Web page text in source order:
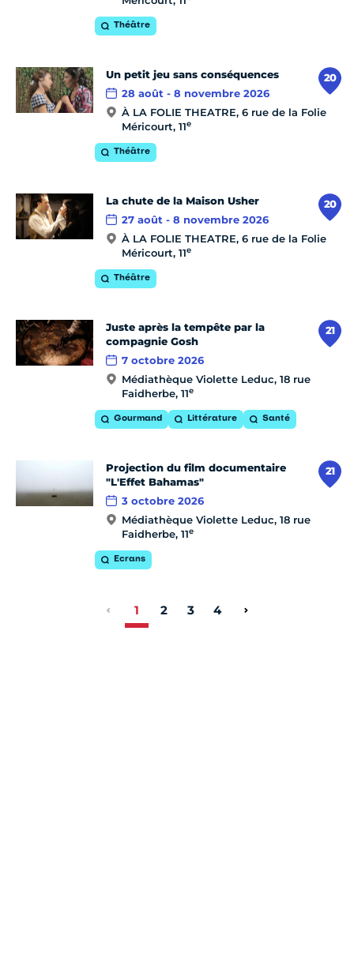
Théâtre
20
Un petit jeu sans conséquences
28 août - 8 novembre 2026
À LA FOLIE THEATRE, 6 rue de la Folie
Méricourt, 11e
Théâtre
20
La chute de la Maison Usher
27 août - 8 novembre 2026
À LA FOLIE THEATRE, 6 rue de la Folie
Méricourt, 11e
Théâtre
21
Juste après la tempête par la
compagnie Gosh
7 octobre 2026
Médiathèque Violette Leduc, 18 rue
Faidherbe, 11e
Gourmand Littérature Santé
21
Projection du film documentaire
"L'Effet Bahamas"
3 octobre 2026
Médiathèque Violette Leduc, 18 rue
Faidherbe, 11e
Ecrans
1 2 3 4